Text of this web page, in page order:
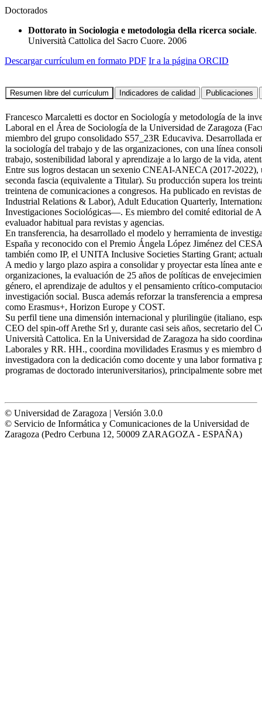
Doctorados
Dottorato in Sociologia e metodologia della ricerca sociale.
Università Cattolica del Sacro Cuore. 2006
Descargar currículum en formato PDF Ir a la página ORCID
Francesco Marcaletti es doctor en Sociología y metodología de la
Laboral en el Área de Sociología de la Universidad de Zaragoza
miembro del grupo consolidado S57_23R Educaviva. Desarrollada
la sociología del trabajo y de las organizaciones, con una línea
trabajo, sostenibilidad laboral y aprendizaje a lo largo de la vida,
Entre sus logros destacan un sexenio CNEAI-ANECA (2017-
seconda fascia (equivalente a Titular). Su producción supera los
treintena de comunicaciones a congresos. Ha publicado en
Industrial Relations & Labor), Adult Education Quarterly,
Investigaciones Sociológicas—. Es miembro del comité editorial
evaluador habitual para revistas y agencias.
En transferencia, ha desarrollado el modelo y herramienta de
España y reconocido con el Premio Ángela López Jiménez del
también como IP, el UNITA Inclusive Societies Starting Grant;
A medio y largo plazo aspira a consolidar y proyectar esta línea
organizaciones, la evaluación de 25 años de políticas de
género, el aprendizaje de adultos y el pensamiento crítico-
investigación social. Busca además reforzar la transferencia a
como Erasmus+, Horizon Europe y COST.
Su perfil tiene una dimensión internacional y plurilingüe (italiano,
CEO del spin-off Arethe Srl y, durante casi seis años, secretario
Università Cattolica. En la Universidad de Zaragoza ha sido
Laborales y RR. HH., coordina movilidades Erasmus y es miembro
investigadora con la dedicación como docente y una labor
programas de doctorado interuniversitarios), principalmente sobre
© Universidad de Zaragoza | Versión 3.0.0
© Servicio de Informática y Comunicaciones de la Universidad de
Zaragoza (Pedro Cerbuna 12, 50009 ZARAGOZA - ESPAÑA)